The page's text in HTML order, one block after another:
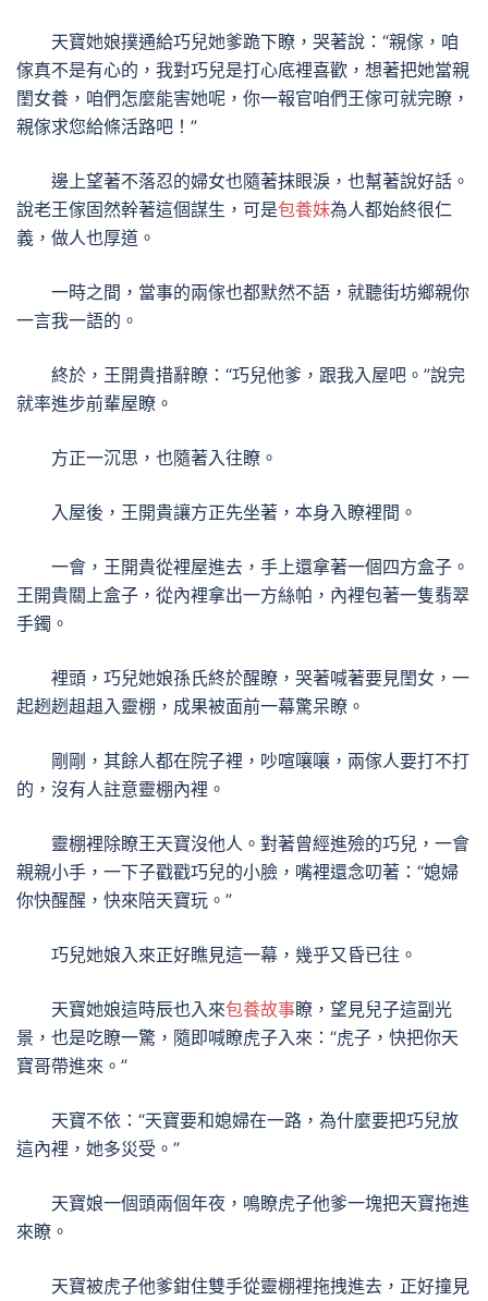
天寶她娘撲通給巧兒她爹跪下瞭，哭著說：“親傢，咱
傢真不是有心的，我對巧兒是打心底裡喜歡，想著把她當親
閨女養，咱們怎麼能害她呢，你一報官咱們王傢可就完瞭，
親傢求您給條活路吧！”
邊上望著不落忍的婦女也隨著抹眼淚，也幫著說好話。
說老王傢固然幹著這個謀生，可是包養妹為人都始終很仁
義，做人也厚道。
一時之間，當事的兩傢也都默然不語，就聽街坊鄉親你
一言我一語的。
終於，王開貴措辭瞭：“巧兒他爹，跟我入屋吧。”說完
就率進步前輩屋瞭。
方正一沉思，也隨著入往瞭。
入屋後，王開貴讓方正先坐著，本身入瞭裡間。
一會，王開貴從裡屋進去，手上還拿著一個四方盒子。
王開貴關上盒子，從內裡拿出一方絲帕，內裡包著一隻翡翠
手鐲。
裡頭，巧兒她娘孫氏終於醒瞭，哭著喊著要見閨女，一
起趔趔趄趄入靈棚，成果被面前一幕驚呆瞭。
剛剛，其餘人都在院子裡，吵喧嚷嚷，兩傢人要打不打
的，沒有人註意靈棚內裡。
靈棚裡除瞭王天寶沒他人。對著曾經進殮的巧兒，一會
親親小手，一下子戳戳巧兒的小臉，嘴裡還念叨著：“媳婦
你快醒醒，快來陪天寶玩。”
巧兒她娘入來正好瞧見這一幕，幾乎又昏已往。
天寶她娘這時辰也入來包養故事瞭，望見兒子這副光
景，也是吃瞭一驚，隨即喊瞭虎子入來：“虎子，快把你天
寶哥帶進來。”
天寶不依：“天寶要和媳婦在一路，為什麼要把巧兒放
這內裡，她多災受。”
天寶娘一個頭兩個年夜，鳴瞭虎子他爹一塊把天寶拖進
來瞭。
天寶被虎子他爹鉗住雙手從靈棚裡拖拽進去，正好撞見